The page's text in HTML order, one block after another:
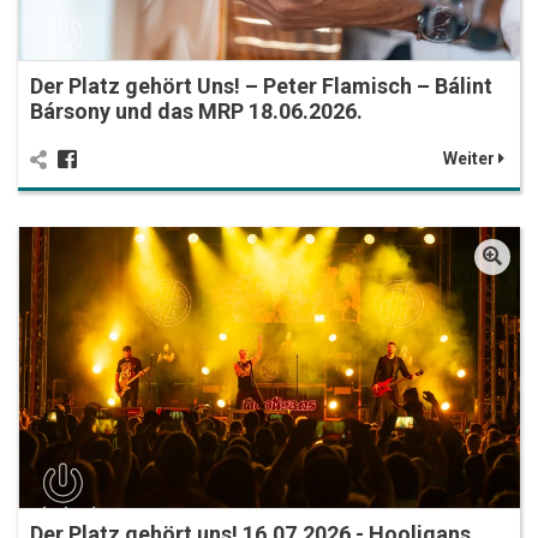
Der Platz gehört Uns! – Peter Flamisch – Bálint
Bársony und das MRP 18.06.2026.
Weiter